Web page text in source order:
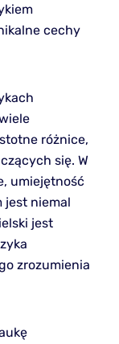
cechy
różnice,
się. W
umiejętność
jest niemal
jest
zrozumienia